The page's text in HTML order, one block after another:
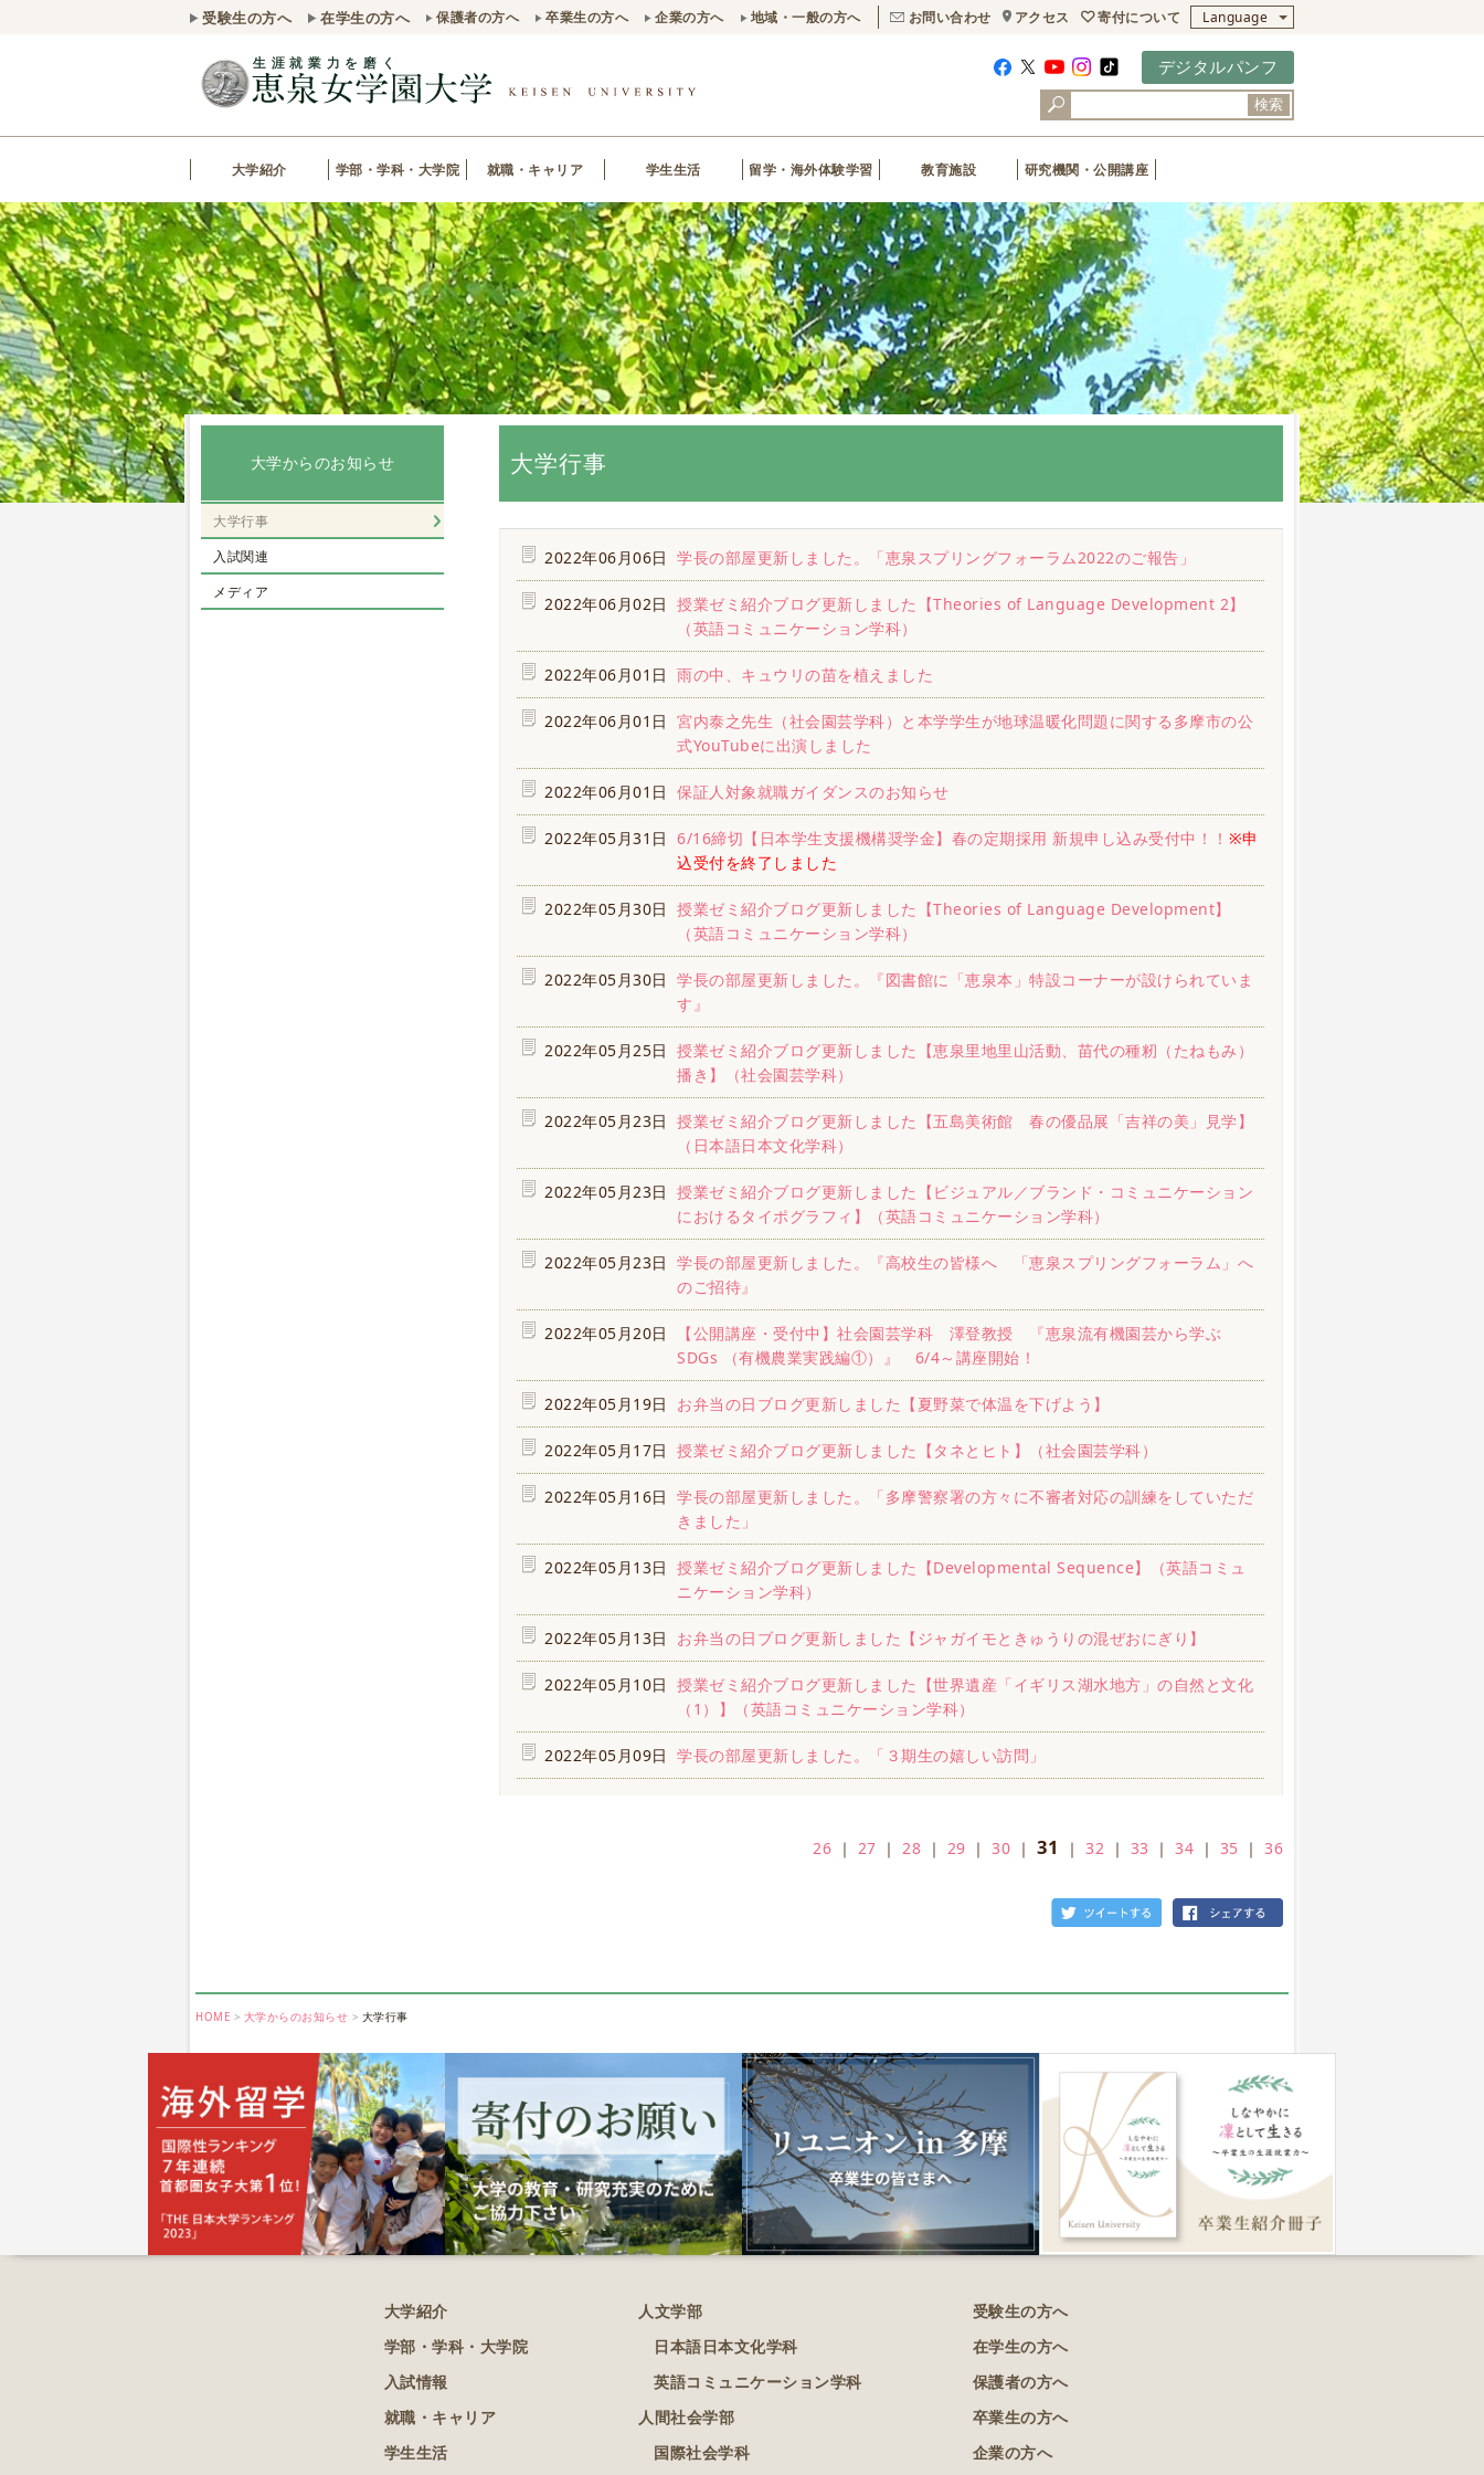
受験生の方へ 在学生の方へ 保護者の方へ 卒業生の方へ 企業の方へ 地域・一般の方へ お問い合わせ アクセス 寄付について Language
デジタルパンフ
検索
大学紹介 学部・学科・大学院 就職・キャリア 学生生活 留学・海外体験学習 教育施設 研究機関・公開講座
大学行事
2022年06月06日 学長の部屋更新しました。「恵泉スプリングフォーラム2022のご報告」
2022年06月02日 授業ゼミ紹介ブログ更新しました【Theories of Language Development 2】
（英語コミュニケーション学科）
2022年06月01日 雨の中、キュウリの苗を植えました
2022年06月01日 宮内泰之先生（社会園芸学科）と本学学生が地球温暖化問題に関する多摩市の公
式YouTubeに出演しました
2022年06月01日 保証人対象就職ガイダンスのお知らせ
2022年05月31日 6/16締切【日本学生支援機構奨学金】春の定期採用 新規申し込み受付中！！ ※申
込受付を終了しました
2022年05月30日 授業ゼミ紹介ブログ更新しました【Theories of Language Development】
（英語コミュニケーション学科）
2022年05月30日 学長の部屋更新しました。『図書館に「恵泉本」特設コーナーが設けられていま
す』
2022年05月25日 授業ゼミ紹介ブログ更新しました【恵泉里地里山活動、苗代の種籾（たねもみ）
播き】（社会園芸学科）
2022年05月23日 授業ゼミ紹介ブログ更新しました【五島美術館 春の優品展「吉祥の美」見学】
（日本語日本文化学科）
2022年05月23日 授業ゼミ紹介ブログ更新しました【ビジュアル／ブランド・コミュニケーション
におけるタイポグラフィ】（英語コミュニケーション学科）
2022年05月23日 学長の部屋更新しました。『高校生の皆様へ 「恵泉スプリングフォーラム」へ
のご招待』
2022年05月20日
【公開講座・受付中】社会園芸学科 澤登教授 『恵泉流有機園芸から学ぶ
SDGs （有機農業実践編①）』 6/4～講座開始！
2022年05月19日 お弁当の日ブログ更新しました【夏野菜で体温を下げよう】
2022年05月17日 授業ゼミ紹介ブログ更新しました【タネとヒト】（社会園芸学科）
2022年05月16日 学長の部屋更新しました。「多摩警察署の方々に不審者対応の訓練をしていただ
きました」
2022年05月13日 授業ゼミ紹介ブログ更新しました【Developmental Sequence】（英語コミュ
ニケーション学科）
2022年05月13日 お弁当の日ブログ更新しました【ジャガイモときゅうりの混ぜおにぎり】
2022年05月10日 授業ゼミ紹介ブログ更新しました【世界遺産「イギリス湖水地方」の自然と文化
（1）】（英語コミュニケーション学科）
2022年05月09日 学長の部屋更新しました。「３期生の嬉しい訪問」
26 ｜ 27 ｜ 28 ｜ 29 ｜ 30 ｜ 31 ｜ 32 ｜ 33 ｜ 34 ｜ 35 ｜ 36
大学からのお知らせ
大学行事
入試関連
メディア
HOME 大学からのお知らせ 大学行事
大学紹介
学部・学科・大学院
入試情報
就職・キャリア
学生生活
人文学部
日本語日本文化学科
英語コミュニケーション学科
人間社会学部
国際社会学科
受験生の方へ
在学生の方へ
保護者の方へ
卒業生の方へ
企業の方へ